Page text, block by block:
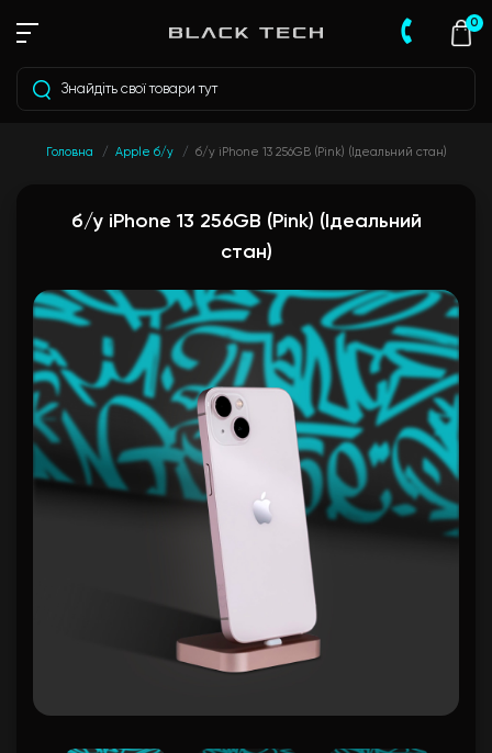
0
Головна Apple б/у б/у iPhone 13 256GB (Pink) (Ідеальний стан)
б/у iPhone 13 256GB (Pink) (Ідеальний
стан)